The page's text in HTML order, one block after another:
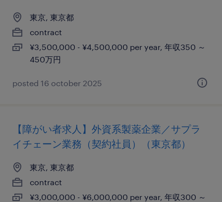
東京, 東京都
contract
¥3,500,000 - ¥4,500,000 per year, 年収350 ～
450万円
posted 16 october 2025
【障がい者求人】外資系製薬企業／サプラ
イチェーン業務（契約社員）（東京都）
東京, 東京都
contract
¥3,000,000 - ¥6,000,000 per year, 年収300 ～